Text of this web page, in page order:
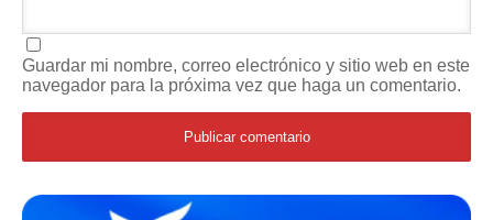
Guardar mi nombre, correo electrónico y sitio web en este
navegador para la próxima vez que haga un comentario.